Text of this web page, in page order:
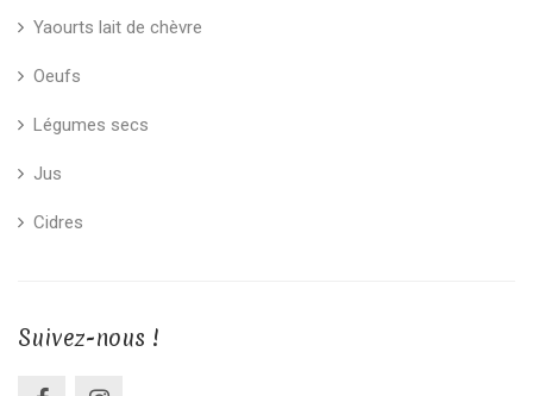
Yaourts lait de chèvre
Oeufs
Légumes secs
Jus
Cidres
Suivez-nous !